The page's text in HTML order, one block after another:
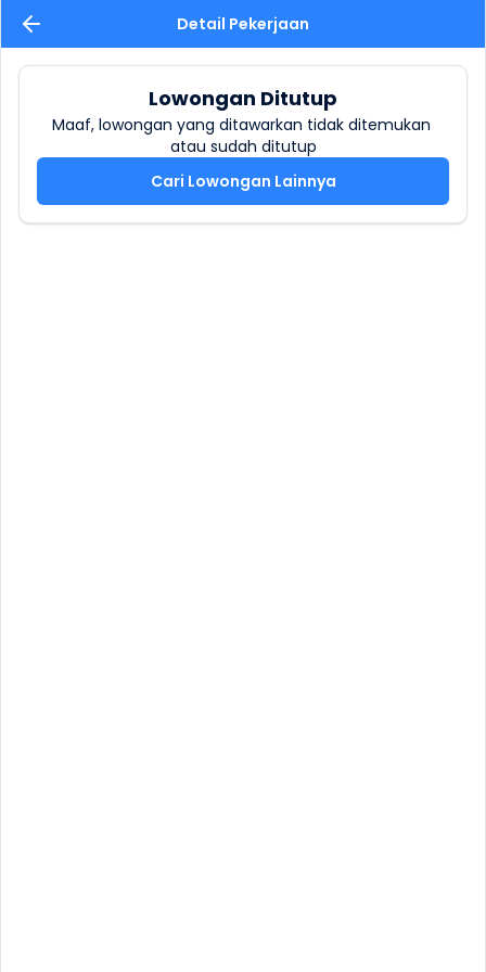
Detail Pekerjaan
Lowongan Ditutup
Maaf, lowongan yang ditawarkan tidak ditemukan
atau sudah ditutup
Cari Lowongan Lainnya